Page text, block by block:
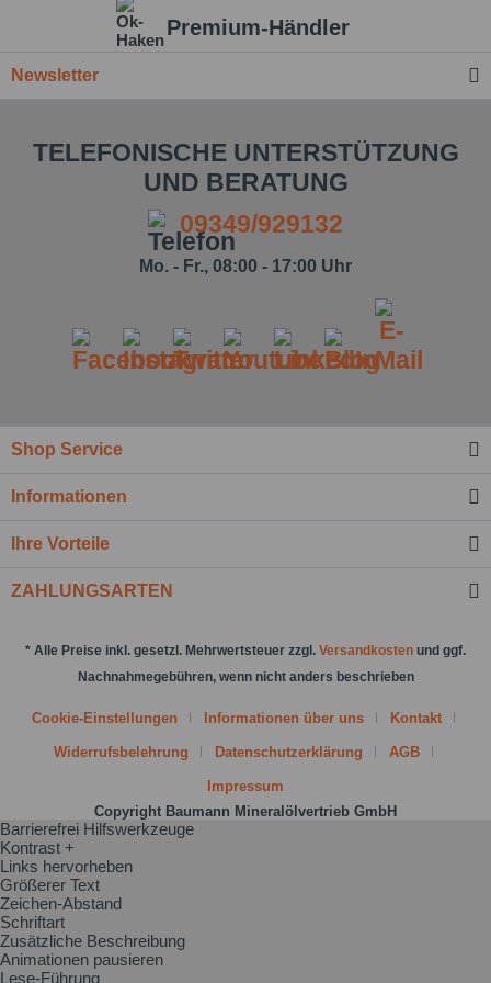
Ich habe dieDatenschutzbestimmungzur
Kenntnis genommen.*
Premium-Händler
Newsletter
TELEFONISCHE UNTERSTÜTZUNG
UND BERATUNG
09349/929132
Mo. - Fr., 08:00 - 17:00 Uhr
Shop Service
Informationen
Ihre Vorteile
ZAHLUNGSARTEN
* Alle Preise inkl. gesetzl. Mehrwertsteuer zzgl. Versandkosten und ggf.
Nachnahmegebühren, wenn nicht anders beschrieben
Cookie-Einstellungen Informationen über uns Kontakt
Widerrufsbelehrung Datenschutzerklärung AGB
Impressum
Copyright Baumann Mineralölvertrieb GmbH
Barrierefrei Hilfswerkzeuge
Kontrast +
Links hervorheben
Größerer Text
Zeichen-Abstand
Schriftart
Zusätzliche Beschreibung
Animationen pausieren
Lese-Führung